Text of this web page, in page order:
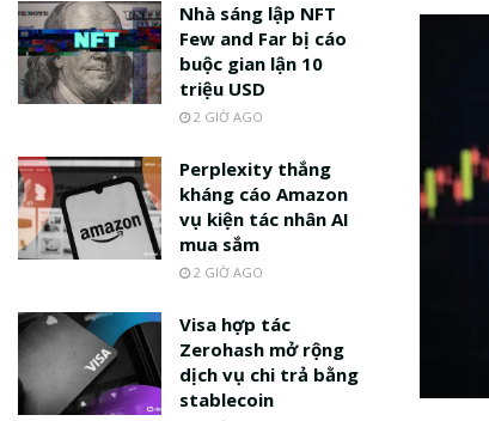
Nhà sáng lập NFT
Few and Far bị cáo
buộc gian lận 10
triệu USD
2 GIỜ AGO
Perplexity thắng
kháng cáo Amazon
vụ kiện tác nhân AI
mua sắm
2 GIỜ AGO
Visa hợp tác
Zerohash mở rộng
dịch vụ chi trả bằng
stablecoin